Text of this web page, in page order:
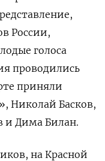
России,
голоса
проводились
приняли
Николай Басков,
и Дима Билан.
на Красной